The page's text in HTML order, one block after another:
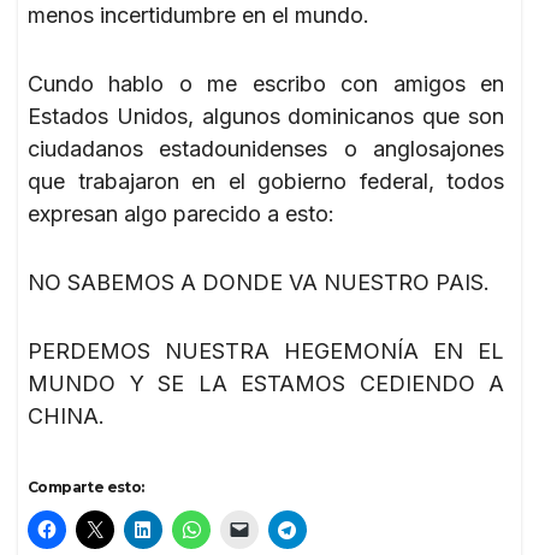
menos incertidumbre en el mundo.
Cundo hablo o me escribo con amigos en
Estados Unidos, algunos dominicanos que son
ciudadanos estadounidenses o anglosajones
que trabajaron en el gobierno federal, todos
expresan algo parecido a esto:
NO SABEMOS A DONDE VA NUESTRO PAIS.
PERDEMOS NUESTRA HEGEMONÍA EN EL
MUNDO Y SE LA ESTAMOS CEDIENDO A
CHINA.
Comparte esto: